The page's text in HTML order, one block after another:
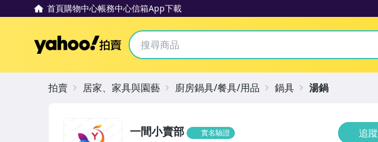
首頁購物中心帳務中心信箱App下載
Yahoo拍賣
一間小賣部 實名驗證 追蹤
拍賣 居家、家具與園藝 廚房鍋具/餐具/用品 鍋具 湯鍋